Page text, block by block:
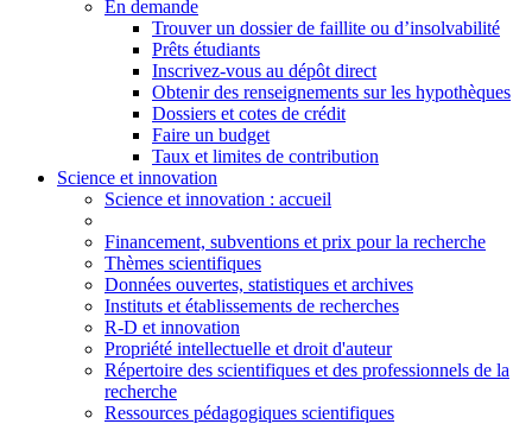
En demande
Trouver un dossier de faillite ou d’insolvabilité
Prêts étudiants
Inscrivez-vous au dépôt direct
Obtenir des renseignements sur les hypothèques
Dossiers et cotes de crédit
Faire un budget
Taux et limites de contribution
Science et innovation
Science et innovation : accueil
Financement, subventions et prix pour la recherche
Thèmes scientifiques
Données ouvertes, statistiques et archives
Instituts et établissements de recherches
R-D et innovation
Propriété intellectuelle et droit d'auteur
Répertoire des scientifiques et des professionnels de la
recherche
Ressources pédagogiques scientifiques